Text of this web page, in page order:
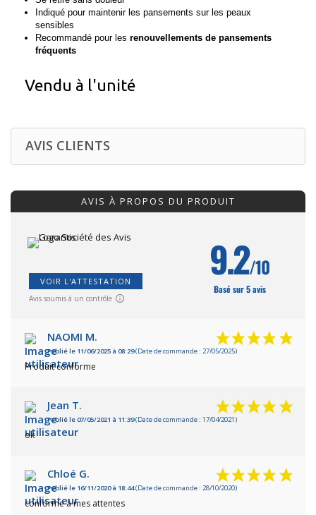
Indiqué pour maintenir les pansements sur les peaux
sensibles
Recommandé pour les renouvellements de pansements
fréquents
Vendu à l'unité
AVIS CLIENTS
AVIS À PROPOS DU PRODUIT
VOIR L'ATTESTATION
Avis soumis à un contrôle
9.2/10
Basé sur 5 avis
NAOMI M.
Publié le 11/06/2025 à 08:29(Date de commande : 27/05/2025)
Produit conforme
Jean T.
Publié le 07/05/2021 à 11:39(Date de commande : 17/04/2021)
ok
Chloé G.
Publié le 16/11/2020 à 18:44(Date de commande : 28/10/2020)
conforme à mes attentes